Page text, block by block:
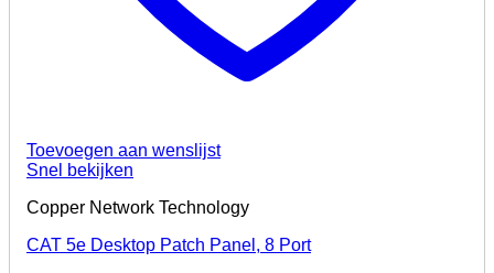
Toevoegen aan wenslijst
Snel bekijken
Copper Network Technology
CAT 5e Desktop Patch Panel, 8 Port